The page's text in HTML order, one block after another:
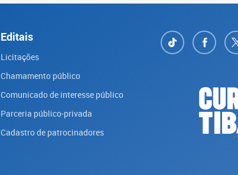
Editais
Licitações
Chamamento público
Comunicado de interesse público
Parceria público-privada
Cadastro de patrocinadores